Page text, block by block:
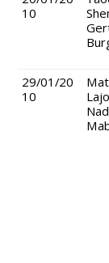
10
29/01/20
10